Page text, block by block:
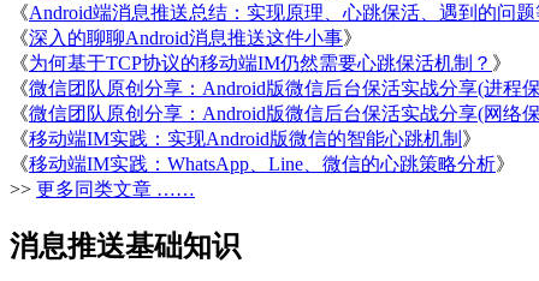
《Android端消息推送总结：实现原理、心跳保活、遇到的问题
《深入的聊聊Android消息推送这件小事》
《为何基于TCP协议的移动端IM仍然需要心跳保活机制？ 》
《微信团队原创分享：Android版微信后台保活实战分享(进程
《微信团队原创分享：Android版微信后台保活实战分享(网络
《移动端IM实践：实现Android版微信的智能心跳机制 》
《移动端IM实践：WhatsApp、Line、微信的心跳策略分析》
>> 更多同类文章 ……
消息推送基础知识